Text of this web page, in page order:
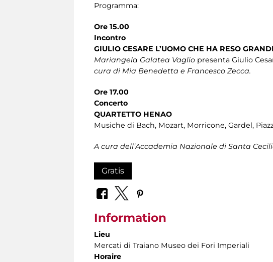
Programma:
Ore 15.00
Incontro
GIULIO CESARE L’UOMO CHE HA RESO
Mariangela Galatea Vaglio presenta Giulio
cura di Mia Benedetta e Francesco Zecca.
Ore 17.00
Concerto
QUARTETTO HENAO
Musiche di Bach, Mozart, Morricone, Gardel,
A cura dell’Accademia Nazionale di Santa
Gratis
Information
Lieu
Mercati di Traiano Museo dei Fori Imperiali
Horaire